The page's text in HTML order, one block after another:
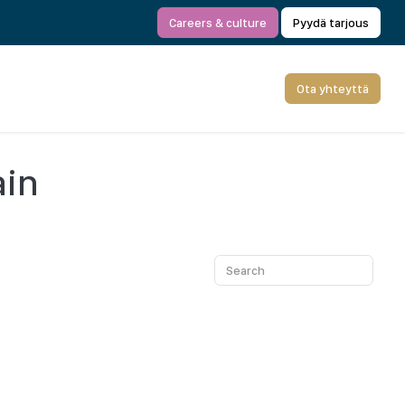
Careers & culture Pyydä tarjous
Ota yhteyttä